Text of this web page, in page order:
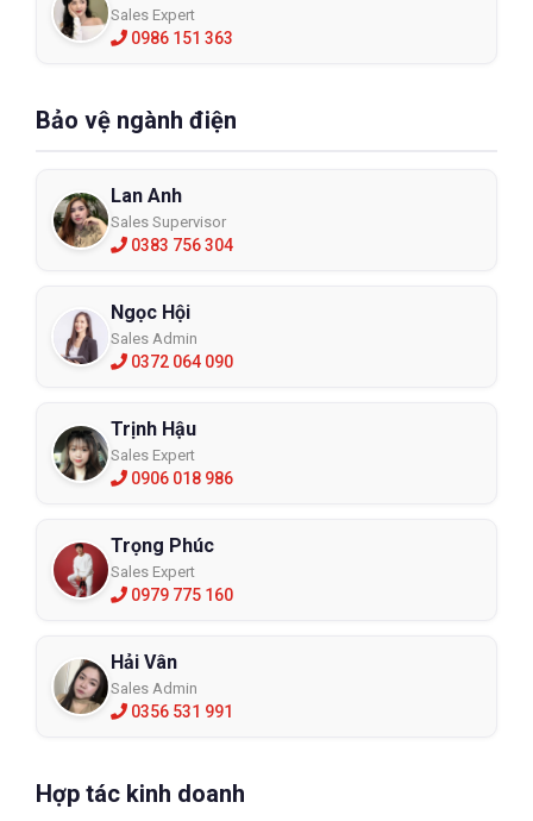
Sales Expert
0986 151 363
Bảo vệ ngành điện
Lan Anh
Sales Supervisor
0383 756 304
Ngọc Hội
Sales Admin
0372 064 090
Trịnh Hậu
Sales Expert
0906 018 986
Trọng Phúc
Sales Expert
0979 775 160
Hải Vân
Sales Admin
0356 531 991
Hợp tác kinh doanh